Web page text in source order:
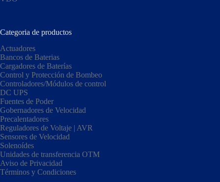
Categoria de productos
Actuadores
Bancos de Baterias
Cargadores de Baterías
Control y Protección de Bombeo
Controladores/Módulos de control
DC UPS
Fuentes de Poder
Gobernadores de Velocidad
Precalentadores
Reguladores de Voltaje | AVR
Sensores de Velocidad
Solenoídes
Unidades de transferencia OTM
Aviso de Privacidad
Términos y Condiciones